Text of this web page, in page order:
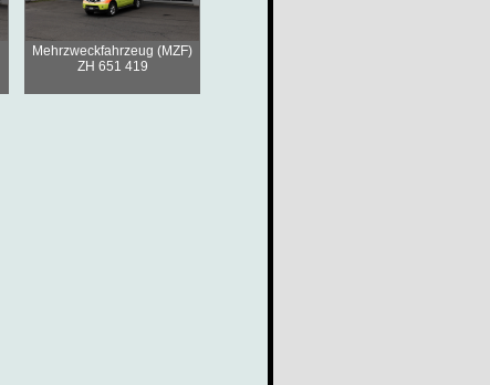
Mehrzweckfahrzeug (MZF)
ZH 651 419